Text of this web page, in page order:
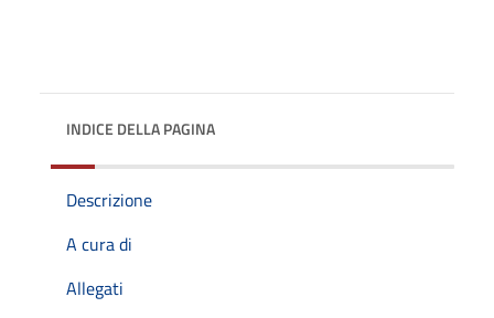
INDICE DELLA PAGINA
Descrizione
A cura di
Allegati